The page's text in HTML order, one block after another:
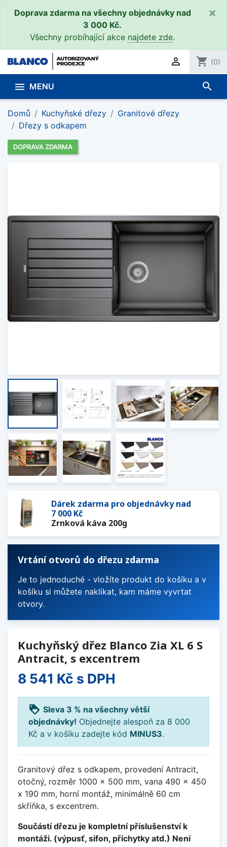
Doprava zdarma na všechny objednávky nad
3 000 Kč.
Všechny probíhající akce najdete zde.
×
 shopping_cart (0)
 MENU search
Domů Kuchyňské dřezy
Granitové dřezy
Dřezy s odkapem
DOPRAVA ZDARMA
Dárek zdarma pro objednávky nad
7 000 Kč
Zrnková káva 200g
Vrtání otvorů do dřezu zdarma
Je to jednoduché - vložíte produkt do košíku a v
košíku si můžete naklikat, kam máme vyvrtat
otvory.
Kuchyňský dřez Blanco Zia XL 6 S
Antracit, s excentrem
8 541 Kč s DPH
loyalty Sleva 3 % na všechny větší
objednávky! Objednejte alespoň za 8 000
Kč a v košíku zadejte kód MINUS3.
Granitový dřez s odkapem, provedení Antracit,
otočný, rozměr 1000 x 500 mm, vana 490 x 450
x 190 mm, horní montáž, minimálně 60 cm
skříňka, s excentrem.
Součástí dřezu je kompletní příslušenství k
montáži. (výpusť, sifon, příchytky atd.) Není